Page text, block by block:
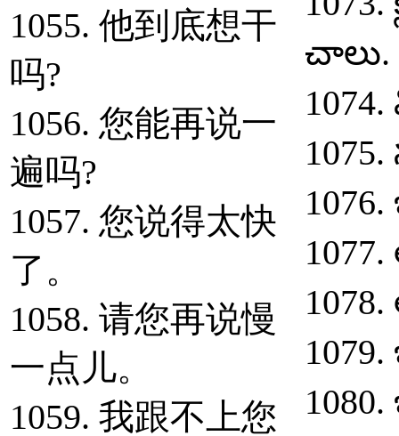
1055. 他到底想干
吗?
1056. 您能再说一
遍吗?
1057. 您说得太快
了。
1058. 请您再说慢
一点儿。
1059. 我跟不上您
చాలు.